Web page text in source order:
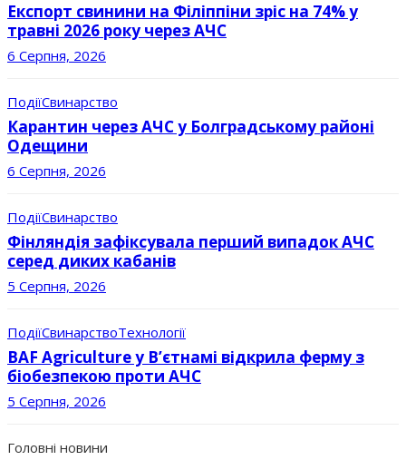
Експорт свинини на Філіппіни зріс на 74% у
травні 2026 року через АЧС
6 Серпня, 2026
ПодіїСвинарство
Карантин через АЧС у Болградському районі
Одещини
6 Серпня, 2026
ПодіїСвинарство
Фінляндія зафіксувала перший випадок АЧС
серед диких кабанів
5 Серпня, 2026
ПодіїСвинарствоТехнології
BAF Agriculture у В’єтнамі відкрила ферму з
біобезпекою проти АЧС
5 Серпня, 2026
Головні новини